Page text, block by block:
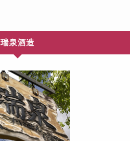
瑞泉酒造